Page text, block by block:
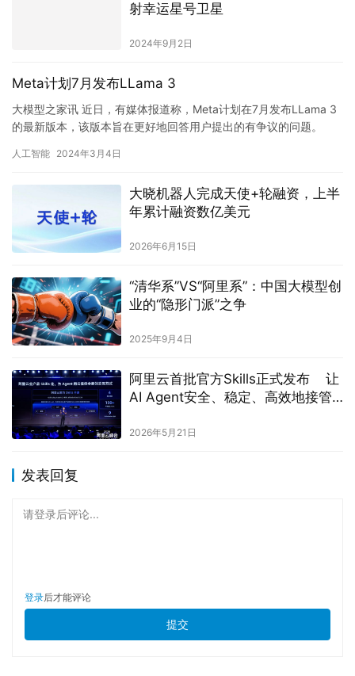
射幸运星号卫星
2024年9月2日
Meta计划7月发布LLama 3
大模型之家讯 近日，有媒体报道称，Meta计划在7月发布LLama 3
的最新版本，该版本旨在更好地回答用户提出的有争议的问题。
人工智能 2024年3月4日
大晓机器人完成天使+轮融资，上半
年累计融资数亿美元
2026年6月15日
“清华系”VS“阿里系”：中国大模型创
业的“隐形门派”之争
2025年9月4日
阿里云首批官方Skills正式发布 让
AI Agent安全、稳定、高效地接管
2026年5月21日
发表回复
请登录后评论...
登录后才能评论
提交